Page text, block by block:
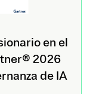
en el
2026
de IA